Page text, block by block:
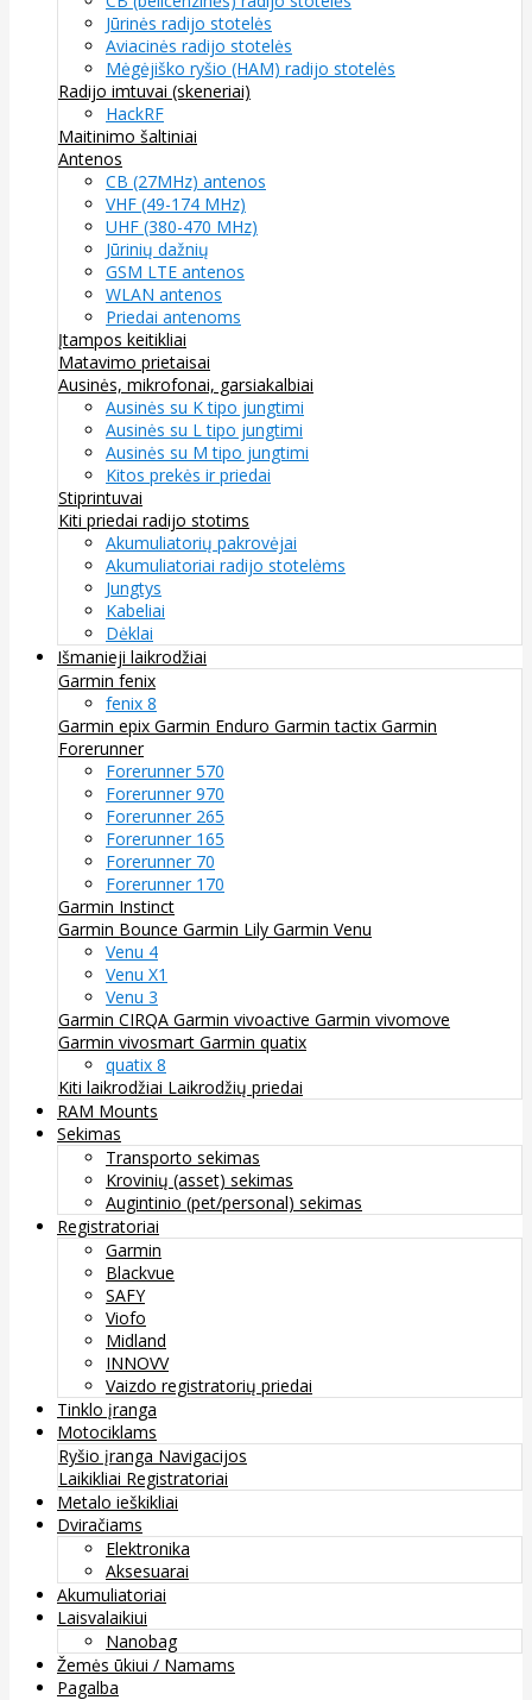
Jūrinės radijo stotelės
Aviacinės radijo stotelės
Mėgėjiško ryšio (HAM) radijo stotelės
Radijo imtuvai (skeneriai)
HackRF
Maitinimo šaltiniai
Antenos
CB (27MHz) antenos
VHF (49-174 MHz)
UHF (380-470 MHz)
Jūrinių dažnių
GSM LTE antenos
WLAN antenos
Priedai antenoms
Įtampos keitikliai
Matavimo prietaisai
Ausinės, mikrofonai, garsiakalbiai
Ausinės su K tipo jungtimi
Ausinės su L tipo jungtimi
Ausinės su M tipo jungtimi
Kitos prekės ir priedai
Stiprintuvai
Kiti priedai radijo stotims
Akumuliatorių pakrovėjai
Akumuliatoriai radijo stotelėms
Jungtys
Kabeliai
Dėklai
Išmanieji laikrodžiai
Garmin fenix
fenix 8
Garmin epix Garmin Enduro Garmin tactix Garmin
Forerunner
Forerunner 570
Forerunner 970
Forerunner 265
Forerunner 165
Forerunner 70
Forerunner 170
Garmin Instinct
Garmin Bounce Garmin Lily Garmin Venu
Venu 4
Venu X1
Venu 3
Garmin CIRQA Garmin vivoactive Garmin vivomove
Garmin vivosmart Garmin quatix
quatix 8
Kiti laikrodžiai Laikrodžių priedai
RAM Mounts
Sekimas
Transporto sekimas
Krovinių (asset) sekimas
Augintinio (pet/personal) sekimas
Registratoriai
Garmin
Blackvue
SAFY
Viofo
Midland
INNOVV
Vaizdo registratorių priedai
Tinklo įranga
Motociklams
Ryšio įranga Navigacijos
Laikikliai Registratoriai
Metalo ieškikliai
Dviračiams
Elektronika
Aksesuarai
Akumuliatoriai
Laisvalaikiui
Nanobag
Žemės ūkiui / Namams
Pagalba